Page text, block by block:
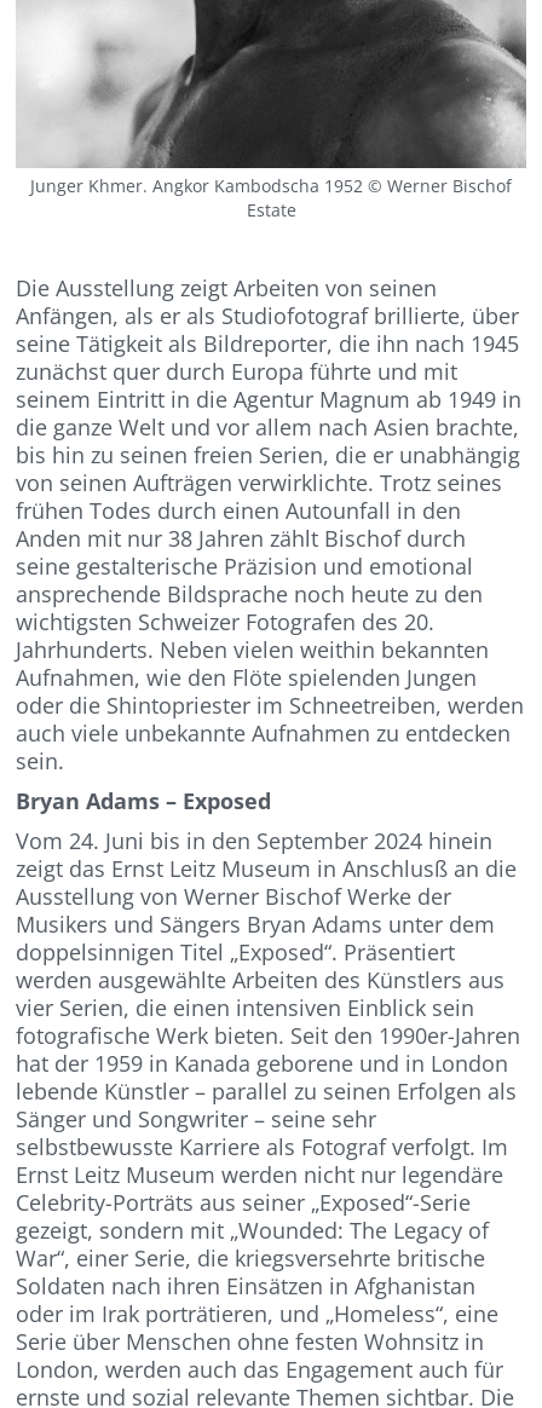
Junger Khmer. Angkor Kambodscha 1952 © Werner Bischof
Estate
Die Ausstellung zeigt Arbeiten von seinen
Anfängen, als er als Studiofotograf brillierte, über
seine Tätigkeit als Bildreporter, die ihn nach 1945
zunächst quer durch Europa führte und mit
seinem Eintritt in die Agentur Magnum ab 1949 in
die ganze Welt und vor allem nach Asien brachte,
bis hin zu seinen freien Serien, die er unabhängig
von seinen Aufträgen verwirklichte. Trotz seines
frühen Todes durch einen Autounfall in den
Anden mit nur 38 Jahren zählt Bischof durch
seine gestalterische Präzision und emotional
ansprechende Bildsprache noch heute zu den
wichtigsten Schweizer Fotografen des 20.
Jahrhunderts. Neben vielen weithin bekannten
Aufnahmen, wie den Flöte spielenden Jungen
oder die Shintopriester im Schneetreiben, werden
auch viele unbekannte Aufnahmen zu entdecken
sein.
Bryan Adams – Exposed
Vom 24. Juni bis in den September 2024 hinein
zeigt das Ernst Leitz Museum in Anschlusß an die
Ausstellung von Werner Bischof Werke der
Musikers und Sängers Bryan Adams unter dem
doppelsinnigen Titel „Exposed“. Präsentiert
werden ausgewählte Arbeiten des Künstlers aus
vier Serien, die einen intensiven Einblick sein
fotografische Werk bieten. Seit den 1990er-Jahren
hat der 1959 in Kanada geborene und in London
lebende Künstler – parallel zu seinen Erfolgen als
Sänger und Songwriter – seine sehr
selbstbewusste Karriere als Fotograf verfolgt. Im
Ernst Leitz Museum werden nicht nur legendäre
Celebrity-Porträts aus seiner „Exposed“-Serie
gezeigt, sondern mit „Wounded: The Legacy of
War“, einer Serie, die kriegsversehrte britische
Soldaten nach ihren Einsätzen in Afghanistan
oder im Irak porträtieren, und „Homeless“, eine
Serie über Menschen ohne festen Wohnsitz in
London, werden auch das Engagement auch für
ernste und sozial relevante Themen sichtbar. Die